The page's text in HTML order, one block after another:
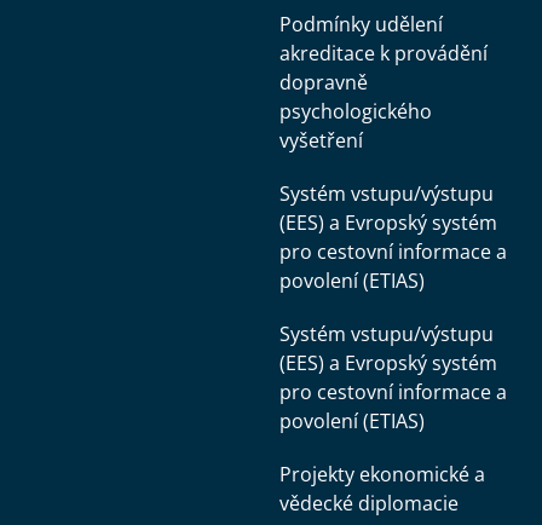
Podmínky udělení
akreditace k provádění
dopravně
psychologického
vyšetření
Systém vstupu/výstupu
(EES) a Evropský systém
pro cestovní informace a
povolení (ETIAS)
Systém vstupu/výstupu
(EES) a Evropský systém
pro cestovní informace a
povolení (ETIAS)
Projekty ekonomické a
vědecké diplomacie